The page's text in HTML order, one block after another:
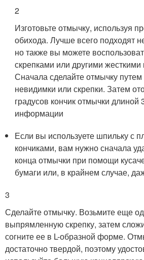
2
Изготовьте отмычку, используя
обихода. Лучше всего подходят
но также вы можете
скрепками или другими жесткими
Сначала сделайте отмычку
невидимки или скрепки. Затем
градусов кончик отмычки длиной
информации
Если вы используете шпильку с
кончиками, вам нужно сначала
конца отмычки при помощи
бумаги или, в крайнем случае,
3
Сделайте отмычку. Возьмите еще
выпрямленную скрепку, затем
согните ее в L-образной форме.
достаточно твердой, поэтому